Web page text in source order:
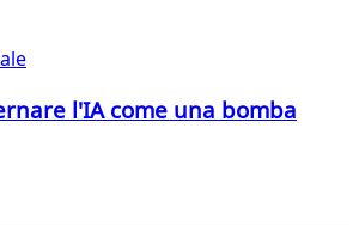
l'IA come una bomba